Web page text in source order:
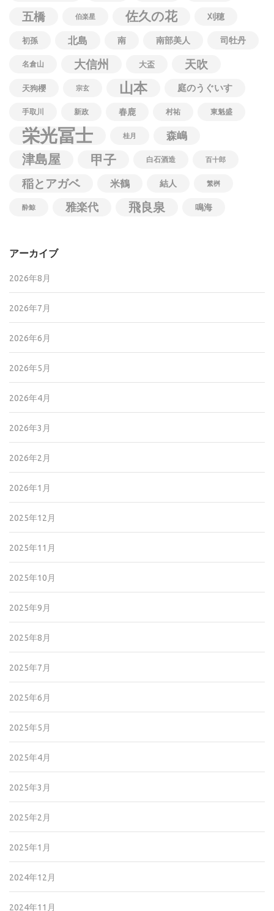
五橋
伯楽星 佐久の花 刈穂
初孫 北島 南 南部美人 司牡丹
名倉山 大信州 大盃 天吹
天狗櫻 宗玄 山本 庭のうぐいす
手取川 新政 春鹿 村祐 東魁盛
栄光冨士 桂月 森嶋
津島屋 甲子 白石酒造 百十郎
稲とアガベ 米鶴 結人 繁桝
酔鯨 雅楽代 飛良泉 鳴海
アーカイブ
2026年8月
2026年7月
2026年6月
2026年5月
2026年4月
2026年3月
2026年2月
2026年1月
2025年12月
2025年11月
2025年10月
2025年9月
2025年8月
2025年7月
2025年6月
2025年5月
2025年4月
2025年3月
2025年2月
2025年1月
2024年12月
2024年11月